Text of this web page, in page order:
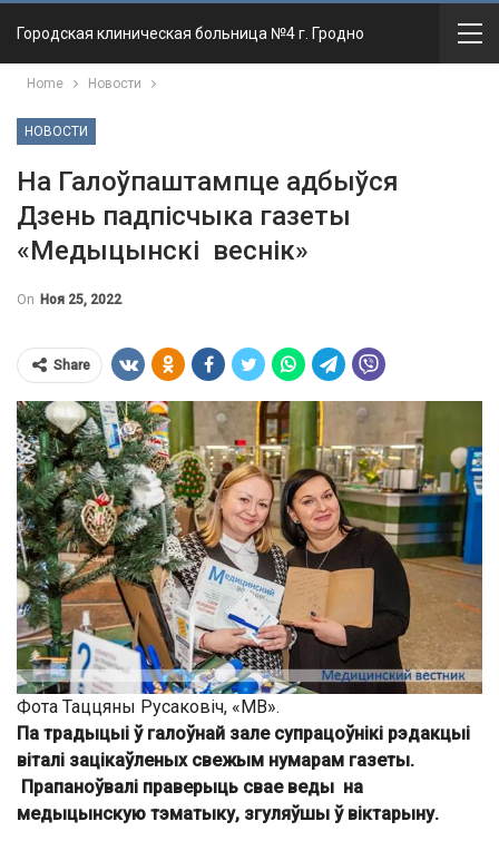
Городская клиническая больница №4 г. Гродно
Home Новости
НОВОСТИ
На Галоўпаштампце адбыўся
Дзень падпісчыка газеты
«Медыцынскі веснік»
On Ноя 25, 2022
Share
Фота Таццяны Русаковіч, «МВ».
Па традыцыі ў галоўнай зале супрацоўнікі рэдакцыі
віталі зацікаўленых свежым нумарам газеты.
Прапаноўвалі праверыць свае веды на
медыцынскую тэматыку, згуляўшы ў віктарыну.